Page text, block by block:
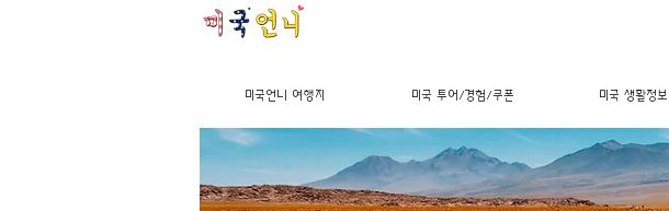
미국언니 여행지 미국 투어/경험/쿠폰 미국 생활정보